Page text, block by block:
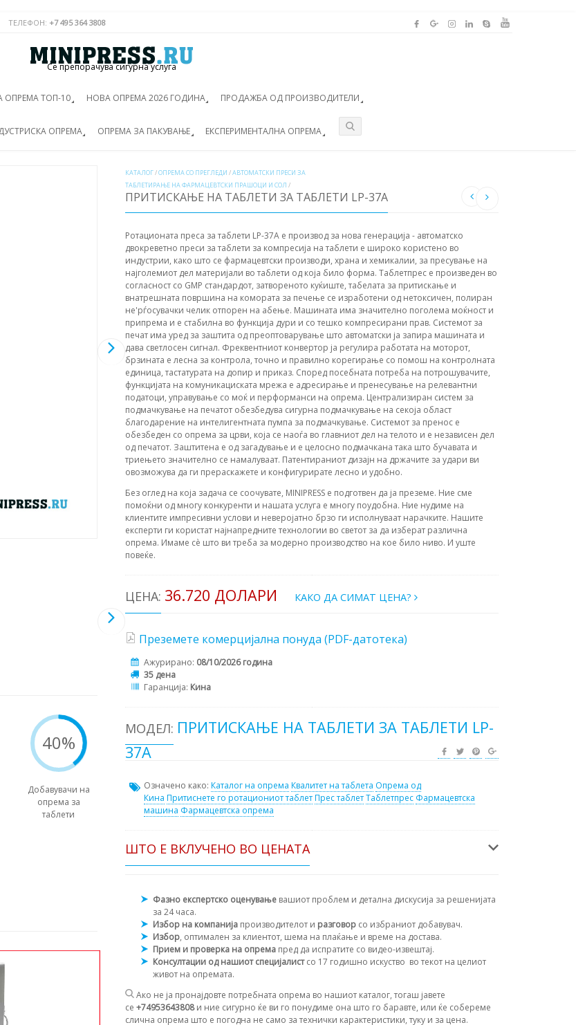
ТЕЛЕФОН: +7 495 364 3808
Се препорачува сигурна услуга
ОПРЕМА ТОП-10 НОВА ОПРЕМА 2026 ГОДИНА ПРОДАЖБА ОД ПРОИЗВОДИТЕЛИ
ОПРЕМА ОПРЕМА ЗА ПАКУВАЊЕ ЕКСПЕРИМЕНТАЛНА ОПРЕМА
40%
Добавувачи на
опрема за
таблети
КАТАЛОГ/ОПРЕМА СО ПРЕГЛЕДИ /АВТОМАТСКИ ПРЕСИ ЗА
ТАБЛЕТИРАЊЕ НА ФАРМАЦЕВТСКИ ПРАШОЦИ И СОЛ /
ПРИТИСКАЊЕ НА ТАБЛЕТИ ЗА ТАБЛЕТИ LP-37A
Ротационата преса за таблети LP-37A е производ за нова генерација - автоматско
двокреветно преси за таблети за компресија на таблети е широко користено во
индустрии, како што се фармацевтски производи, храна и хемикалии, за пресување на
најголемиот дел материјали во таблети од која било форма. Таблетпрес е произведен во
согласност со GMP стандардот, затвореното куќиште, табелата за притискање и
внатрешната површина на комората за печење се изработени од нетоксичен, полиран
не'рѓосувачки челик отпорен на абење. Машината има значително поголема моќност и
припрема и е стабилна во функција дури и со тешко компресирани прав. Системот за
печат има уред за заштита од преоптоварување што автоматски ја запира машината и
дава светлосен сигнал. Фреквентниот конвертор ја регулира работата на моторот,
брзината е лесна за контрола, точно и правилно корегирање со помош на контролната
единица, тастатурата на допир и приказ. Според посебната потреба на потрошувачите,
функцијата на комуникациската мрежа е адресирање и пренесување на релевантни
податоци, управување со моќ и перформанси на опрема. Централизиран систем за
подмачкување на печатот обезбедува сигурна подмачкување на секоја област
благодарение на интелигентната пумпа за подмачкување. Системот за пренос е
обезбеден со опрема за црви, која се наоѓа во главниот дел на телото и е независен дел
од печатот. Заштитена е од загадување и е целосно подмачкана така што бучавата и
триењето значително се намалуваат. Патентираниот дизајн на држачите за удари ви
овозможува да ги прераскажете и конфигурирате лесно и удобно.
Без оглед на која задача се соочувате, MINIPRESS е подготвен да ја преземе. Ние сме
помоќни од многу конкуренти и нашата услуга е многу поудобна. Ние нудиме на
клиентите импресивни услови и неверојатно брзо ги исполнуваат нарачките. Нашите
експерти ги користат најнапредните технологии во светот за да изберат различна
опрема. Имаме сè што ви треба за модерно производство на кое било ниво. И уште
повеќе.
ЦЕНА: 36.720 ДОЛАРИ КАКО ДА СИМАТ ЦЕНА?
Преземете комерцијална понуда (PDF-датотека)
Ажурирано: 08/10/2026 година
35 дена
Гаранција: Кина
МОДЕЛ: ПРИТИСКАЊЕ НА ТАБЛЕТИ ЗА ТАБЛЕТИ LP-
37A
Означено како: Каталог на опрема Квалитет на таблета Опрема од
Кина Притиснете го ротациониот таблетПрес таблетТаблетпрес Фармацевтска
машина Фармацевтска опрема
ШТО Е ВКЛУЧЕНО ВО ЦЕНАТА
Фазно експертско оценување вашиот проблем и детална дискусија за решенијата
за 24 часа.
Избор на компанија производителот и разговор со избраниот добавувач.
Избор, оптимален за клиентот, шема на плаќање и време на достава.
Прием и проверка на опрема пред да испратите со видео-извештај.
Консултации од нашиот специјалистсо 17 годишно искуство во текот на целиот
живот на опремата.
Ако не ја пронајдовте потребната опрема во нашиот каталог, тогаш јавете
се +74953643808и ние сигурно ќе ви го понудиме она што го баравте, или ќе собереме
слична опрема што е погодна не само за технички карактеристики, туку и за цена.